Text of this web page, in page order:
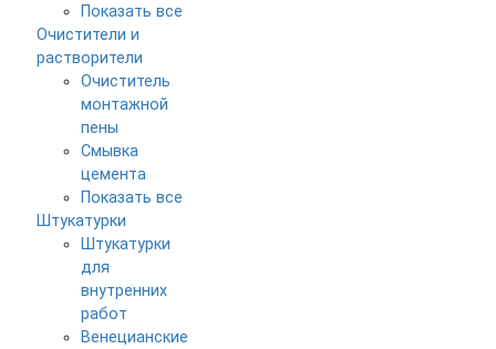
Показать все
Очистители и
растворители
Очиститель
монтажной
пены
Смывка
цемента
Показать все
Штукатурки
Штукатурки
для
внутренних
работ
Венецианские